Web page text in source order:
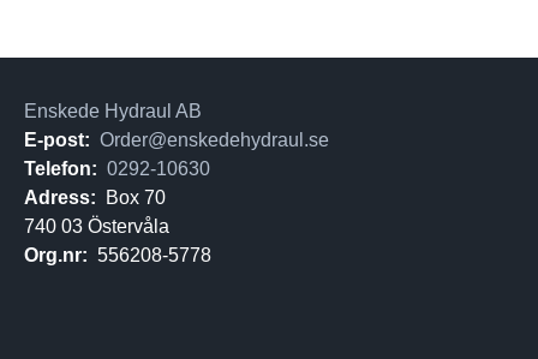
Enskede Hydraul AB
E-post: Order@enskedehydraul.se
Telefon: 0292-10630
Adress:
Box 70
740 03 Östervåla
Org.nr: 556208-5778